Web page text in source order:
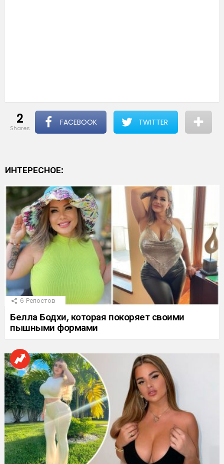
2
shares
FACEBOOK TWITTER
ИНТЕРЕСНОЕ:
6 Репостов
Белла Бодхи, которая покоряет своими
пышными формами